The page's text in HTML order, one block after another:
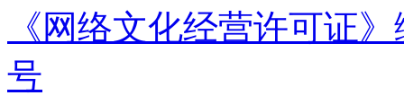
《网络文化经营许可证
号